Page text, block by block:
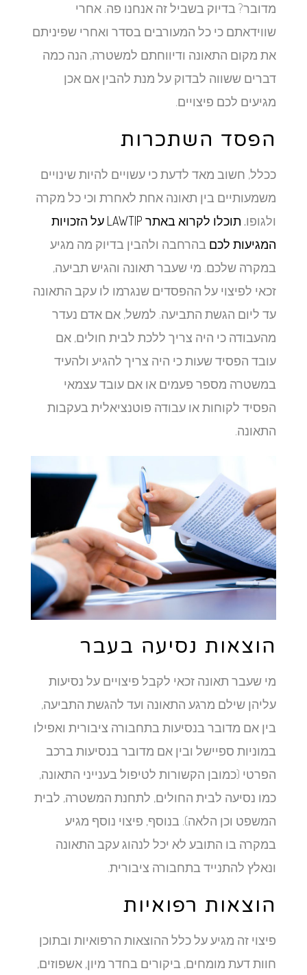
מדובר? בדיוק בשביל זה אנחנו פה. אחרי
שווידאתם כי כל המעורבים בסדר ואחרי שפיניתם
את מקום התאונה ודיווחתם למשטרה, הנה כמה
דברים ששווה לבדוק על מנת להבין אם אכן
מגיעים לכם פיצויים.
הפסד השתכרות
ככלל, חשוב מאד לדעת כי עשויים להיות שינויים
משמעותיים בין תאונה אחת לאחרת וכי כל מקרה
ולגופו
. תוכלו לקרוא באתר LAWTIP על הזכויות
המגיעות לכםבהרחבה ולהבין בדיוק מה מגיע
במקרה שלכם. מי שעבר תאונה והגיש תביעה,
זכאי לפיצוי על ההפסדים שנגרמו לו עקב התאונה
עד ליום הגשת התביעה. למשל, אם אדם נעדר
מהעבודה כי היה צריך ללכת לבית חולים, אם
עובד הפסיד שעות כי היה צריך להגיע ולהעיד
במשטרה מספר פעמים או אם עובד עצמאי
הפסיד לקוחות או עבודה פוטנציאלית בעקבות
התאונה.
הוצאות נסיעה בעבר
מי שעבר תאונה זכאי לקבל פיצויים על נסיעות
עליהן שילם מרגע התאונה ועד להגשת התביעה,
בין אם מדובר בנסיעות בתחבורה ציבורית ואפילו
במוניות ספיישל ובין אם מדובר בנסיעות ברכב
הפרטי (כמובן הקשורות לטיפול בענייני התאונה,
כמו נסיעה לבית החולים, לתחנת המשטרה, לבית
המשפט וכן הלאה). בנוסף, פיצוי נוסף מגיע
במקרה בו התובע לא יכל לנהוג עקב התאונה
ונאלץ להתנייד בתחבורה ציבורית.
הוצאות רפואיות
פיצוי זה מגיע על כלל ההוצאות הרפואיות ובתוכן
חוות דעת מומחים, ביקורים בחדר מיון, אשפוזים,